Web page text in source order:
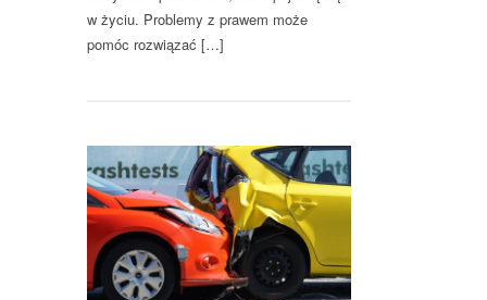
w życiu. Problemy z prawem może
pomóc rozwiązać […]